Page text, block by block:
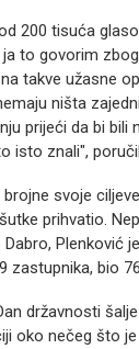
200 tisuća
to govorim
takve užasne
ništa
prijeći da bi
isto znali",
svoje
prihvatio.
Plenković
zastupnika, bio
državnosti
oko nečeg što